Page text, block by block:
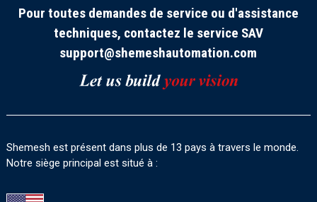
Pour toutes demandes de service ou d'assistance
techniques, contactez le service SAV
support@shemeshautomation.com
Shemesh est présent dans plus de 13 pays à travers le monde.
Notre siège principal est situé à :